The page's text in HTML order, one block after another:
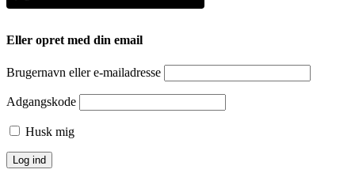
Eller opret med din email
Brugernavn eller e-mailadresse
Adgangskode
Husk mig